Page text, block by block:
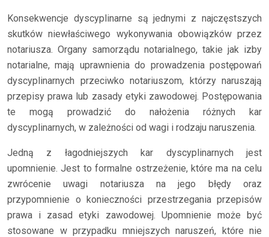
Konsekwencje dyscyplinarne są jednymi z najczęstszych
skutków niewłaściwego wykonywania obowiązków przez
notariusza. Organy samorządu notarialnego, takie jak izby
notarialne, mają uprawnienia do prowadzenia postępowań
dyscyplinarnych przeciwko notariuszom, którzy naruszają
przepisy prawa lub zasady etyki zawodowej. Postępowania
te mogą prowadzić do nałożenia różnych kar
dyscyplinarnych, w zależności od wagi i rodzaju naruszenia.
Jedną z łagodniejszych kar dyscyplinarnych jest
upomnienie. Jest to formalne ostrzeżenie, które ma na celu
zwrócenie uwagi notariusza na jego błędy oraz
przypomnienie o konieczności przestrzegania przepisów
prawa i zasad etyki zawodowej. Upomnienie może być
stosowane w przypadku mniejszych naruszeń, które nie